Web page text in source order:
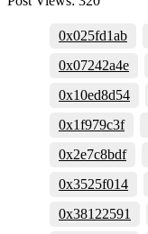
0x025fd1ab
0x07242a4e
0x10ed8d54
0x1f979c3f
0x2e7c8bdf
0x3525f014
0x38122591